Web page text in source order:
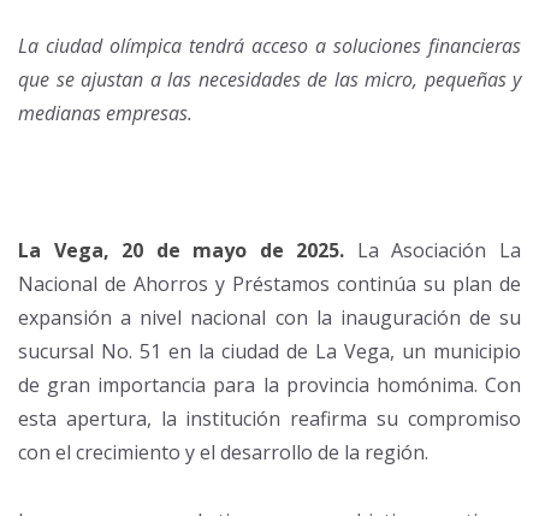
La ciudad olímpica tendrá acceso a soluciones financieras
que se ajustan a las necesidades de las micro, pequeñas y
medianas empresas.
La Vega, 20 de mayo de 2025. La Asociación La
Nacional de Ahorros y Préstamos continúa su plan de
expansión a nivel nacional con la inauguración de su
sucursal No. 51 en la ciudad de La Vega, un municipio
de gran importancia para la provincia homónima. Con
esta apertura, la institución reafirma su compromiso
con el crecimiento y el desarrollo de la región.